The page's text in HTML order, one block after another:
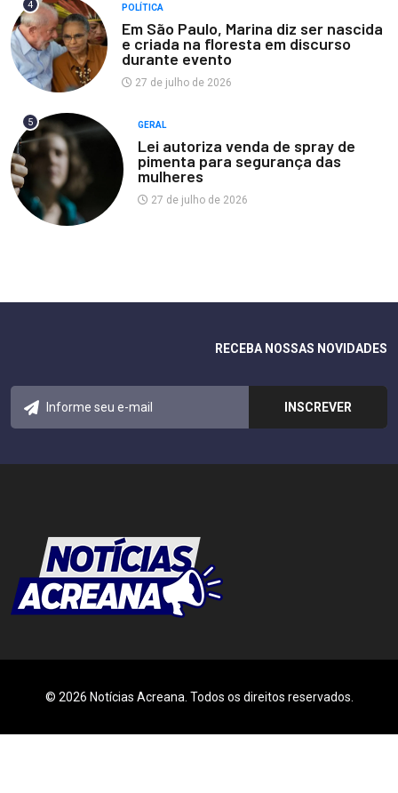
4 POLÍTICA
Em São Paulo, Marina diz ser nascida
e criada na floresta em discurso
durante evento
27 de julho de 2026
5 GERAL
Lei autoriza venda de spray de
pimenta para segurança das
mulheres
27 de julho de 2026
RECEBA NOSSAS NOVIDADES
© 2026 Notícias Acreana. Todos os direitos reservados.